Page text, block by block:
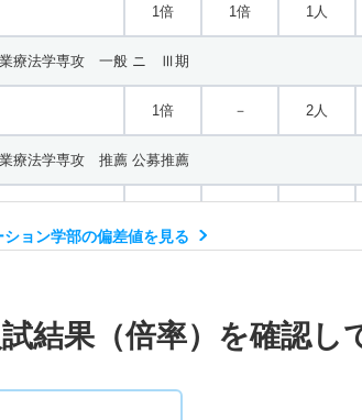
1倍 1倍 1人
業療法学専攻 一般 ニ Ⅲ期
1倍 － 2人
療法学専攻 推薦 公募推薦
学療法学専攻 一般 Ⅱ期
ョン学部の偏差値を見る
結果（倍率）を確認し